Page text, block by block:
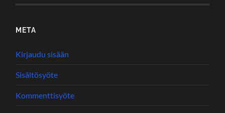
META
Kirjaudu sisään
Sisältösyöte
Kommenttisyöte